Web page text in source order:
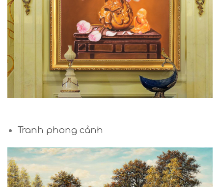
Tranh phong cảnh